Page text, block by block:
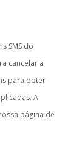
SMS do
cancelar a
para obter
A
página de